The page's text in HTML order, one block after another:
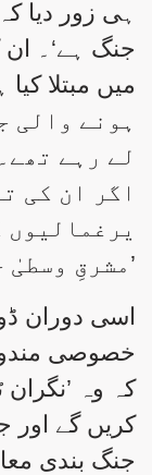
ہی زور دیا
جنگ ہے‘۔ ان
ہونے والی
لے رہے
اگر ان کی
’مشرقِ وسطیٰ
اسی دوران
خصوصی
کہ وہ ’نگران
کریں گے اور
جنگ بندی